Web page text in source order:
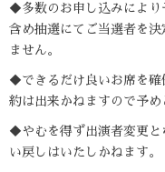
◆多数のお申し込みにより
含め抽選にてご当選者を
ません。
◆できるだけ良いお席を確
約は出来かねますので予め
◆やむを得ず出演者変更と
い戻しはいたしかねます。